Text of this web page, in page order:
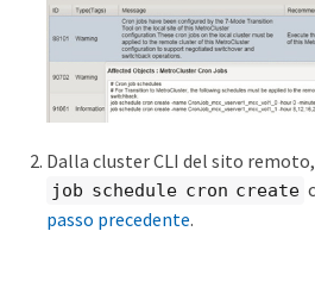
Dalla cluster CLI del sito
job schedule cron create
passo precedente.